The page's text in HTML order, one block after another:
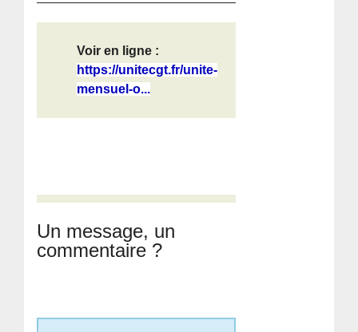
Voir en ligne :
https://unitecgt.fr/unite-
mensuel-o...
Un message, un
commentaire ?